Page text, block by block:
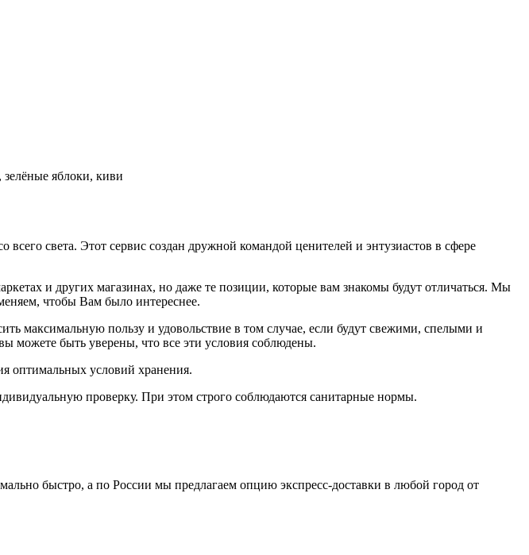
яблоки, киви
света. Этот сервис создан дружной командой ценителей и энтузиастов в сфере
и других магазинах, но даже те позиции, которые вам знакомы будут отличаться. Мы
чтобы Вам было интереснее.
максимальную пользу и удовольствие в том случае, если будут свежими, cпелыми и
можете быть уверены, что все эти условия соблюдены.
оптимальных условий хранения.
проверку. При этом строго соблюдаются санитарные нормы.
быстро, а по России мы предлагаем опцию экспресс-доставки в любой город от